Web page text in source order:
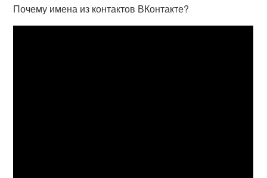
Почему имена из контактов ВКонтакте?